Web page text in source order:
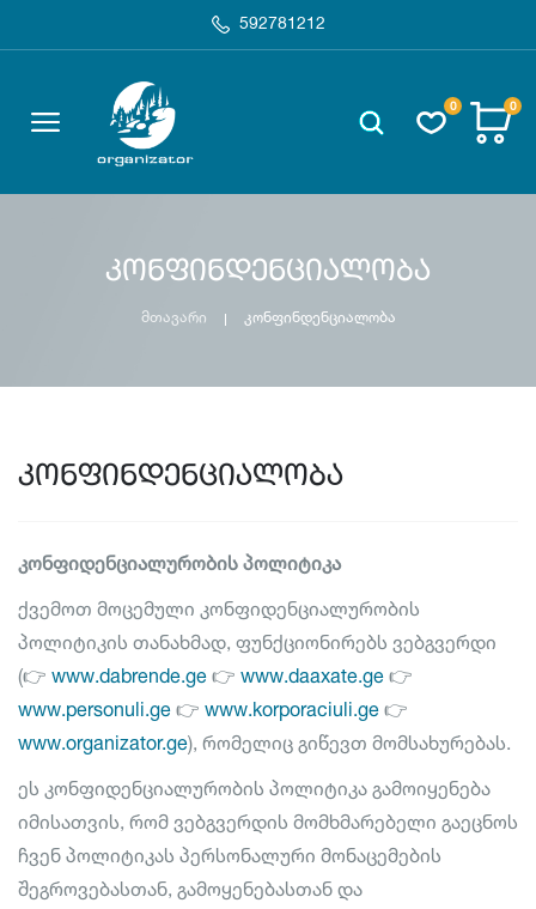
592781212
0 0
კონფინდენციალობა
მთავარი კონფინდენციალობა
კონფინდენციალობა
კონფიდენციალურობის პოლიტიკა
ქვემოთ მოცემული კონფიდენციალურობის
პოლიტიკის თანახმად, ფუნქციონირებს ვებგვერდი
(👉 www.dabrende.ge 👉 www.daaxate.ge 👉
www.personuli.ge 👉 www.korporaciuli.ge 👉
www.organizator.ge), რომელიც გიწევთ მომსახურებას.
ეს კონფიდენციალურობის პოლიტიკა გამოიყენება
იმისათვის, რომ ვებგვერდის მომხმარებელი გაეცნოს
ჩვენ პოლიტიკას პერსონალური მონაცემების
შეგროვებასთან, გამოყენებასთან და